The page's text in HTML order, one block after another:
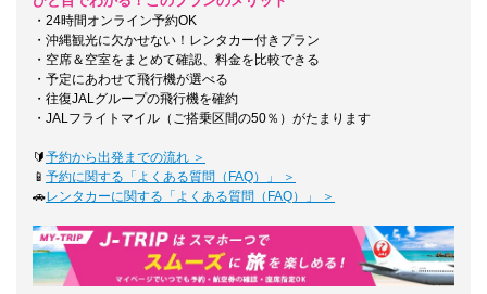
・24時間オンライン予約OK
・沖縄観光に欠かせない！レンタカー付きプラン
・空席＆空室をまとめて確認、料金を比較できる
・予定にあわせて飛行機が選べる
・往復JALグループの飛行機を確約
・JALフライトマイル（ご搭乗区間の50％）がたまります
🔰予約から出発までの流れ ＞
📱 予約に関する「よくある質問（FAQ）」 ＞
🚗レンタカーに関する「よくある質問（FAQ）」 ＞